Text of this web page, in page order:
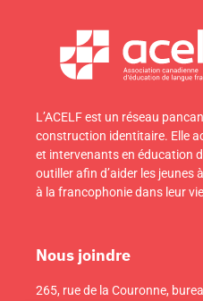
L’ACELF est un réseau
construction identitaire. Elle
et intervenants en éducation
outiller afin d’aider les jeunes
à la francophonie dans leur
Nous joindre
265, rue de la Couronne,